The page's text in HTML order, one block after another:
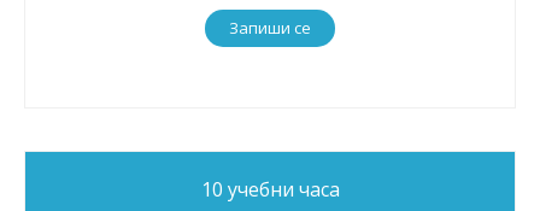
Запиши се
10 учебни часа